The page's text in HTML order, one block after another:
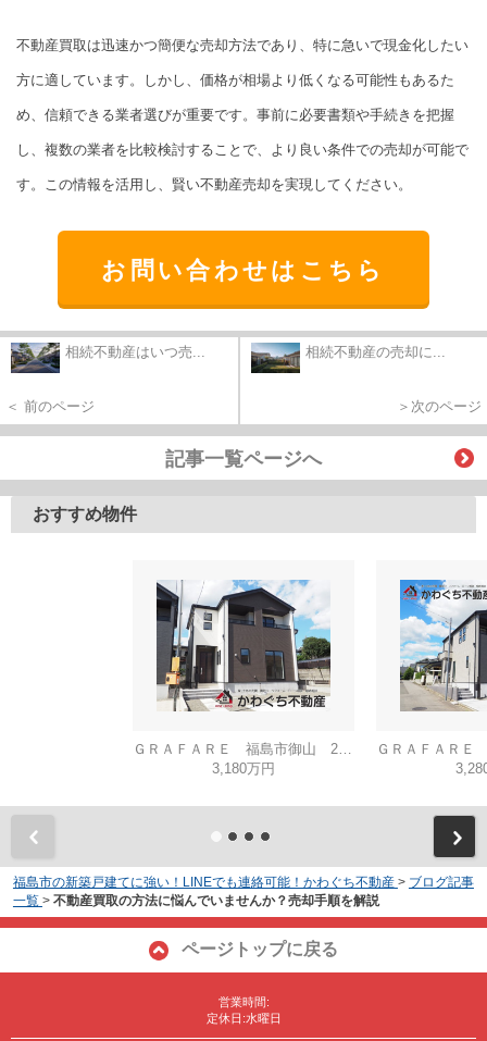
不動産買取は迅速かつ簡便な売却方法であり、特に急いで現金化したい
方に適しています。しかし、価格が相場より低くなる可能性もあるた
め、信頼できる業者選びが重要です。事前に必要書類や手続きを把握
し、複数の業者を比較検討することで、より良い条件での売却が可能で
す。この情報を活用し、賢い不動産売却を実現してください。
お問い合わせはこちら
相続不動産はいつ売...
＜ 前のページ
相続不動産の売却に...
＞次のページ
記事一覧ページへ
おすすめ物件
3,180万円
福島市の新築戸建てに強い！LINEでも連絡可能！かわぐち不動産 > ブログ記事
一覧 > 不動産買取の方法に悩んでいませんか？売却手順を解説
ページトップに戻る
営業時間:
定休日:水曜日